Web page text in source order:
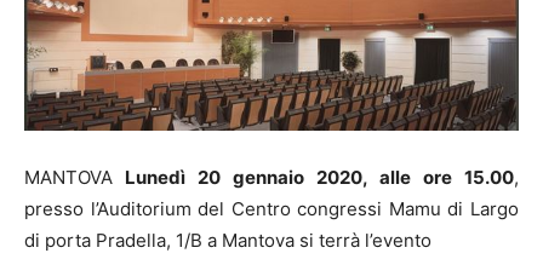
MANTOVA Lunedì 20 gennaio 2020, alle ore 15.00,
presso l’Auditorium del Centro congressi Mamu di Largo
di porta Pradella, 1/B a Mantova si terrà l’evento